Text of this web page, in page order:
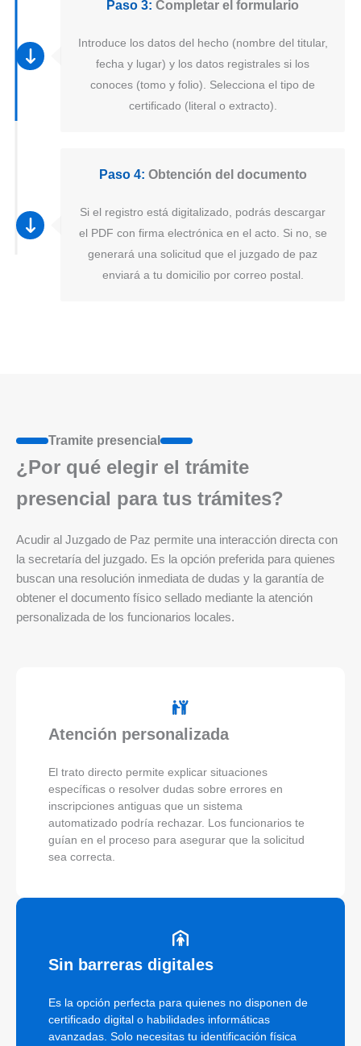
Paso 3: Completar el formulario
Introduce los datos del hecho (nombre del titular,
fecha y lugar) y los datos registrales si los
conoces (tomo y folio). Selecciona el tipo de
certificado (literal o extracto).
Paso 4: Obtención del documento
Si el registro está digitalizado, podrás descargar
el PDF con firma electrónica en el acto. Si no, se
generará una solicitud que el juzgado de paz
enviará a tu domicilio por correo postal.
Tramite presencial
¿Por qué elegir el trámite
presencial para tus trámites?
Acudir al Juzgado de Paz permite una interacción directa con
la secretaría del juzgado. Es la opción preferida para quienes
buscan una resolución inmediata de dudas y la garantía de
obtener el documento físico sellado mediante la atención
personalizada de los funcionarios locales.
Atención personalizada
El trato directo permite explicar situaciones
específicas o resolver dudas sobre errores en
inscripciones antiguas que un sistema
automatizado podría rechazar. Los funcionarios te
guían en el proceso para asegurar que la solicitud
sea correcta.
Sin barreras digitales
Es la opción perfecta para quienes no disponen de
certificado digital o habilidades informáticas
avanzadas. Solo necesitas tu identificación física